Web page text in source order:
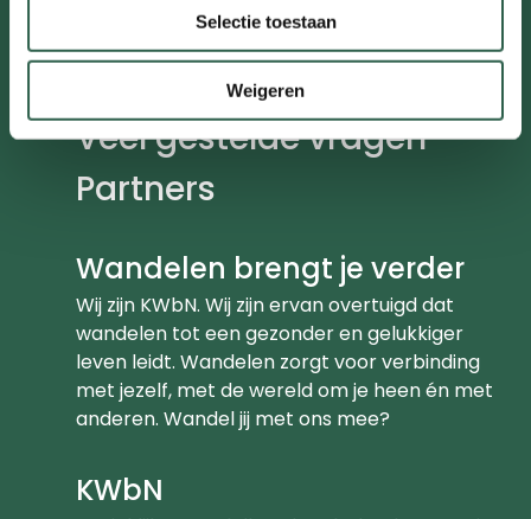
Selectie toestaan
Weigeren
Contact
Meldpunt
Veel gestelde vragen
Partners
Wandelen brengt je verder
Wij zijn KWbN. Wij zijn ervan overtuigd dat
wandelen tot een gezonder en gelukkiger
leven leidt. Wandelen zorgt voor verbinding
met jezelf, met de wereld om je heen én met
anderen. Wandel jij met ons mee?
KWbN